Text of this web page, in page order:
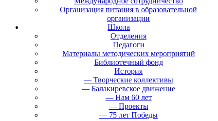
Организация питания в образовательной
организации
Школа
Отделения
Педагоги
Материалы методических мероприятий
Библиотечный фонд
История
— Творческие коллективы
— Балакиревское движение
— Нам 60 лет
— Проекты
— 75 лет Победы